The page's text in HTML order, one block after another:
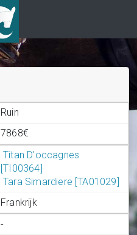
Ruin
7868€
Titan D'occagnes
[TI00364]
Tara Simardiere [TA01029]
Frankrijk
-